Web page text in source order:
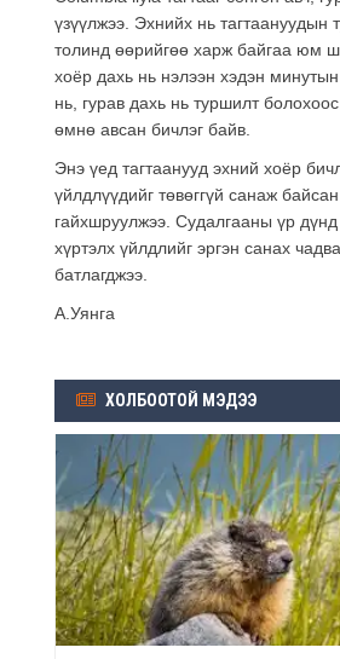
үзүүлжээ. Эхнийх нь тагтаануудын
толинд өөрийгөө харж байгаа юм
хоёр дахь нь нэлээн хэдэн
нь, гурав дахь нь туршилт
өмнө авсан бичлэг байв.
Энэ үед тагтаанууд эхний хоёр
үйлдлүүдийг төвөггүй санаж
гайхшруулжээ. Судалгааны үр
хүртэлх үйлдлийг эргэн санах
батлагджээ.
А.Уянга
ХОЛБООТОЙ МЭДЭЭ